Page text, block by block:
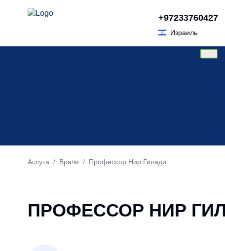
+97233760427
Израиль
Ассута / Врачи / Профессор Нир Гилади
ПРОФЕССОР НИР